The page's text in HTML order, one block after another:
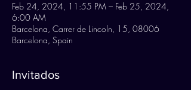
Feb 24, 2024, 11:55 PM – Feb 25, 2024,
6:00 AM
Barcelona, Carrer de Lincoln, 15, 08006
Barcelona, Spain
Invitados